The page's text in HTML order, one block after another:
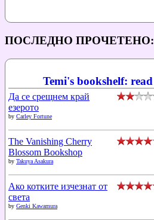
ПОСЛЕДНО ПРОЧЕТЕНО:
Temi's bookshelf: read
Да се срещнем край
езерото
by Carley Fortune
The Vanishing Cherry
Blossom Bookshop
by Takuya Asakura
Ако котките изчезнат от
света
by Genki Kawamura